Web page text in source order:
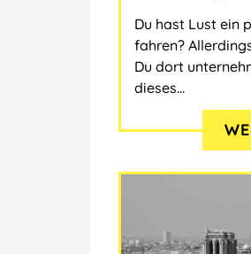
Insel
Städtereise
Lecker
Wandern & Natur
WER HIER
SEO-SERVICES
TRANSLATE
Du hast Lust ein
fahren?
Du dort
dieses…